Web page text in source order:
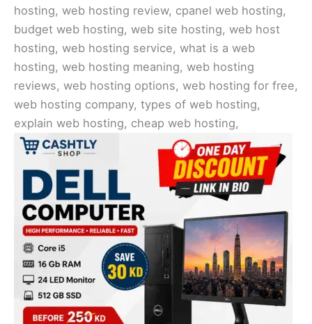
hosting, web hosting review, cpanel web hosting,
budget web hosting, web site hosting, web host
hosting​, web hosting service, what is a web
hosting, web hosting meaning, web hosting
reviews, web hosting options, web hosting for free,
web hosting company, types of web hosting,
explain web hosting, cheap web hosting​,